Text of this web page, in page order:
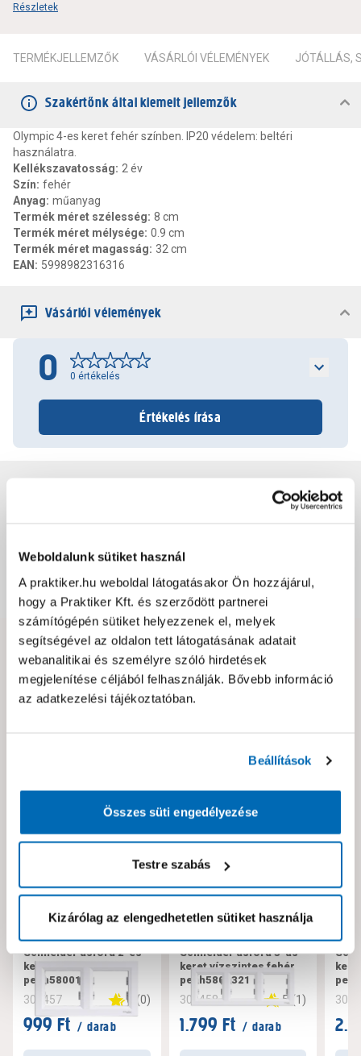
Weboldalunk sütiket használ
A praktiker.hu weboldal látogatásakor Ön hozzájárul,
hogy a Praktiker Kft. és szerződött partnerei
számítógépén sütiket helyezzenek el, melyek
segítségével az oldalon tett látogatásának adatait
webanalitikai és személyre szóló hirdetések
megjelenítése céljából felhasználják. Bővebb információ
az adatkezelési tájékoztatóban.
Beállítások
Összes süti engedélyezése
Testre szabás
Kizárólag az elengedhetetlen sütiket használja
Részletek
TERMÉKJELLEMZŐK VÁSÁRLÓI VÉLEMÉNYEK JÓTÁLLÁS,
Szakértőnk által kiemelt jellemzők
Olympic 4-es keret fehér színben. IP20 védelem: beltéri
használatra.
Kellékszavatosság: 2 év
Szín: fehér
Anyag: műanyag
Termék méret szélesség: 8 cm
Termék méret mélysége: 0.9 cm
Termék méret magasság: 32 cm
EAN : 5998982316316
Vásárlói vélemények
0 0 értékelés
Értékelés írása
Dokumentumok, felelős személy
Hibát találtál az oldalon vagy a termék leírásában?
Kérjük jelezd nekünk!
Schneider asfora 2-es
keret vízszintes fehér
peph5800121
300457 0 (0)
999 Ft / darab
Schneider asfora 3-as
keret vízszintes fehér
peph5800321
300458 5 (1)
1.799 Ft / darab